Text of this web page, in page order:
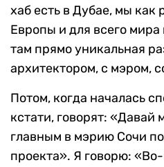
хаб есть в Дубае, мы как
Европы и для всего
там прямо уникальная
архитектором, с мэром,
Потом, когда началась
кстати, говорят: «Давай
главным в мэрию Сочи
проекта». Я говорю: